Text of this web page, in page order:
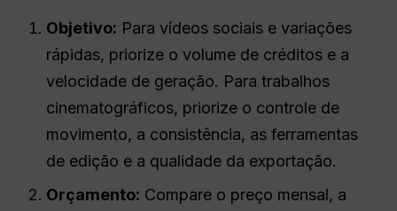
Objetivo: Para vídeos sociais e variações
rápidas, priorize o volume de créditos e a
velocidade de geração. Para trabalhos
cinematográficos, priorize o controle de
movimento, a consistência, as ferramentas
de edição e a qualidade da exportação.
Orçamento: Compare o preço mensal, a